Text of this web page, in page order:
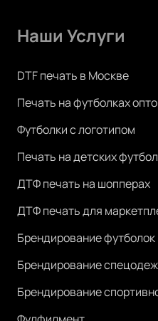
Наши Услуги
DTF печать в Москве
Печать на футболках
Футболки с логотипом
Печать на детских
ДТФ печать на шопперах
ДТФ печать для
Брендирование футболок
Брендирование
Брендирование